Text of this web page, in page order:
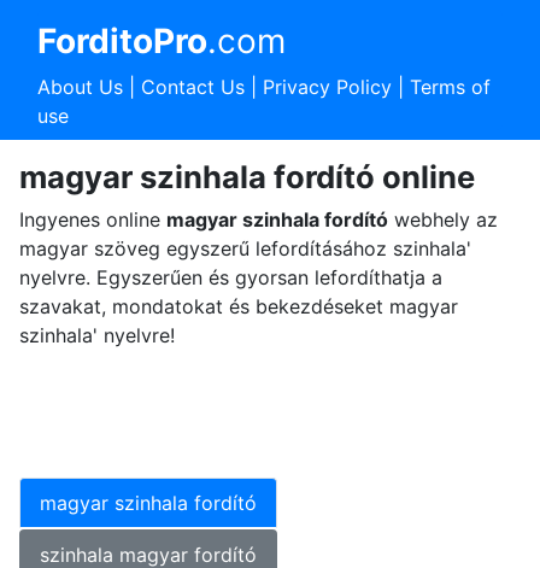
ForditoPro.com
About Us| Contact Us| Privacy Policy| Terms of
use
magyar szinhala fordító online
Ingyenes online magyar szinhala fordítówebhely az
magyar szöveg egyszerű lefordításához szinhala'
nyelvre. Egyszerűen és gyorsan lefordíthatja a
szavakat, mondatokat és bekezdéseket magyar
szinhala' nyelvre!
magyar szinhala fordító
szinhala magyar fordító